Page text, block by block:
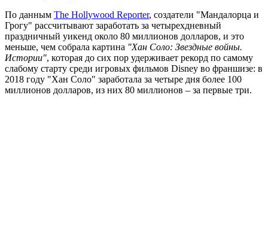
По данным The Hollywood Reporter, создатели "Мандалорца и
Грогу" рассчитывают заработать за четырехдневный
праздничный уикенд около 80 миллионов долларов, и это
меньше, чем собрала картина "Хан Соло: Звездные войны.
Истории", которая до сих пор удерживает рекорд по самому
слабому старту среди игровых фильмов Disney во франшизе: в
2018 году "Хан Соло" заработала за четыре дня более 100
миллионов долларов, из них 80 миллионов – за первые три.